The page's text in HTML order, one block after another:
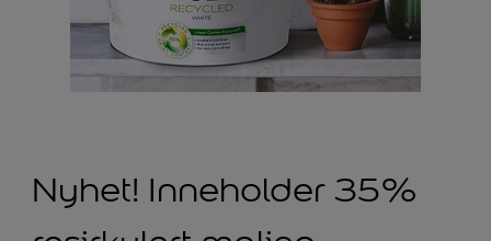
Nyhet! Inneholder 35%